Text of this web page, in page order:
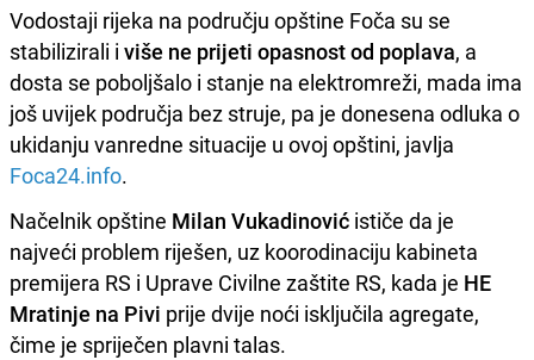
Vodostaji rijeka na području opštine Foča su se
stabilizirali i više ne prijeti opasnost od poplava, a
dosta se poboljšalo i stanje na elektromreži, mada ima
još uvijek područja bez struje, pa je donesena odluka o
ukidanju vanredne situacije u ovoj opštini, javlja
Foca24.info.
Načelnik opštine Milan Vukadinović ističe da je
najveći problem riješen, uz koorodinaciju kabineta
premijera RS i Uprave Civilne zaštite RS, kada je HE
Mratinje na Pivi prije dvije noći isključila agregate,
čime je spriječen plavni talas.